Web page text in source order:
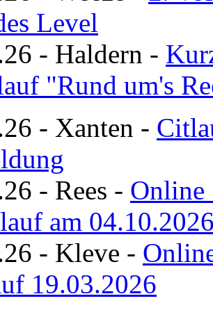
Level
- Haldern -
"Rund um's
- Xanten -
- Rees - Online
am
- Kleve -
19.03.2026